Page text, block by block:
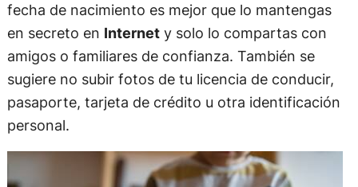
fecha de nacimiento es mejor que lo mantengas
en secreto en Internety solo lo compartas con
amigos o familiares de confianza. También se
sugiere no subir fotos de tu licencia de conducir,
pasaporte, tarjeta de crédito u otra identificación
personal.